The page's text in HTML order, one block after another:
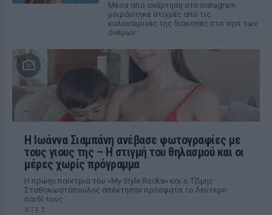
Μέσα από ανάρτηση στο Instagram
μοιράστηκε στιγμές από τις
καλοκαιρινές της διακοπές στο νησί των
ανέμων
H Ιωάννα Σιαμπάνη ανέβασε φωτογραφίες με
τους γιους της – Η στιγμή του θηλασμού και οι
μέρες χωρίς πρόγραμμα
Η πρώην παίκτρια του «My Style Rocks» και ο Τζίμης
Σταθοκωστόπουλος απέκτησαν πρόσφατα το δεύτερο
παιδί τους
ΧΤΕΣ